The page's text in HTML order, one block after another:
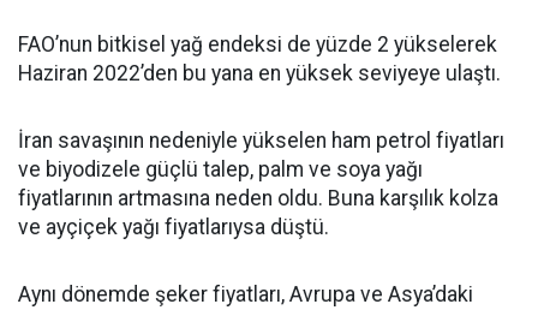
FAO’nun bitkisel yağ endeksi de yüzde 2 yükselerek
Haziran 2022’den bu yana en yüksek seviyeye ulaştı.
İran savaşının nedeniyle yükselen ham petrol fiyatları
ve biyodizele güçlü talep, palm ve soya yağı
fiyatlarının artmasına neden oldu. Buna karşılık kolza
ve ayçiçek yağı fiyatlarıysa düştü.
Aynı dönemde şeker fiyatları, Avrupa ve Asya’daki